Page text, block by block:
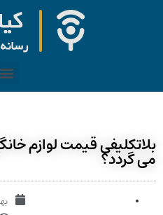
بلاتکلیفی قیمت لوازم
می گردد؟